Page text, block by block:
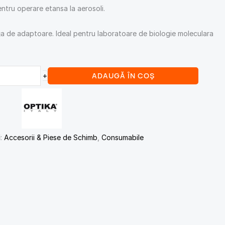
operare etansa la aerosoli.
de adaptoare. Ideal pentru laboratoare de biologie moleculara
+ ADAUGĂ ÎN COȘ
Accesorii & Piese de Schimb ,Consumabile